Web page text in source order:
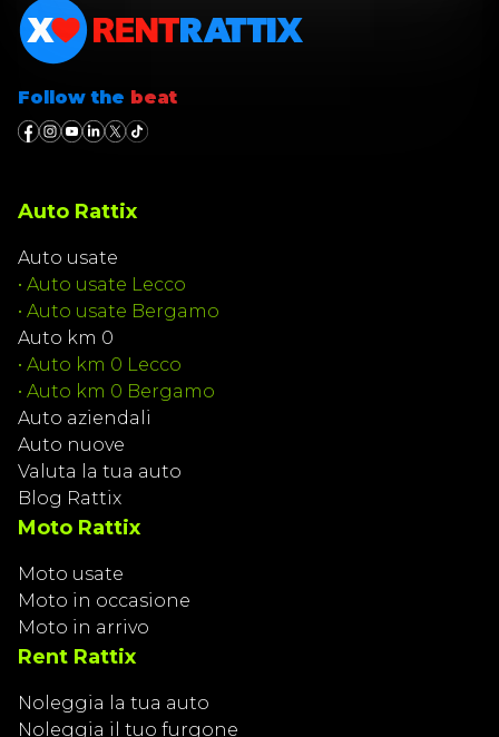
Follow the beat
Auto Rattix
Auto usate
• Auto usate Lecco
• Auto usate Bergamo
Auto km 0
• Auto km 0 Lecco
• Auto km 0 Bergamo
Auto aziendali
Auto nuove
Valuta la tua auto
Blog Rattix
Moto Rattix
Moto usate
Moto in occasione
Moto in arrivo
Rent Rattix
Noleggia la tua auto
Noleggia il tuo furgone